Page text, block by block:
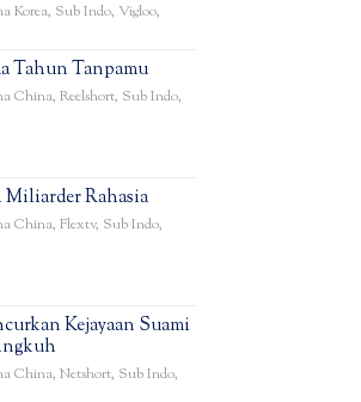
Korea, Sub Indo, Vigloo,
Tahun Tanpamu
China, Reelshort, Sub Indo,
Miliarder Rahasia
China, Flextv, Sub Indo,
Kejayaan Suami
China, Netshort, Sub Indo,